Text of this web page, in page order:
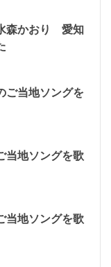
森かおり 愛知
ご当地ソングを
当地ソングを歌
当地ソングを歌